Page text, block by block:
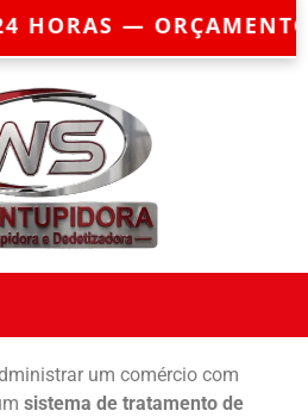
GRÁTIS —
um comércio com
sistema de tratamento de